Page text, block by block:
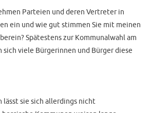
Parteien und deren Vertreter in
ein und wie gut stimmen Sie mit meinen
Spätestens zur Kommunalwahl am
sich viele Bürgerinnen und Bürger diese
lässt sie sich allerdings nicht